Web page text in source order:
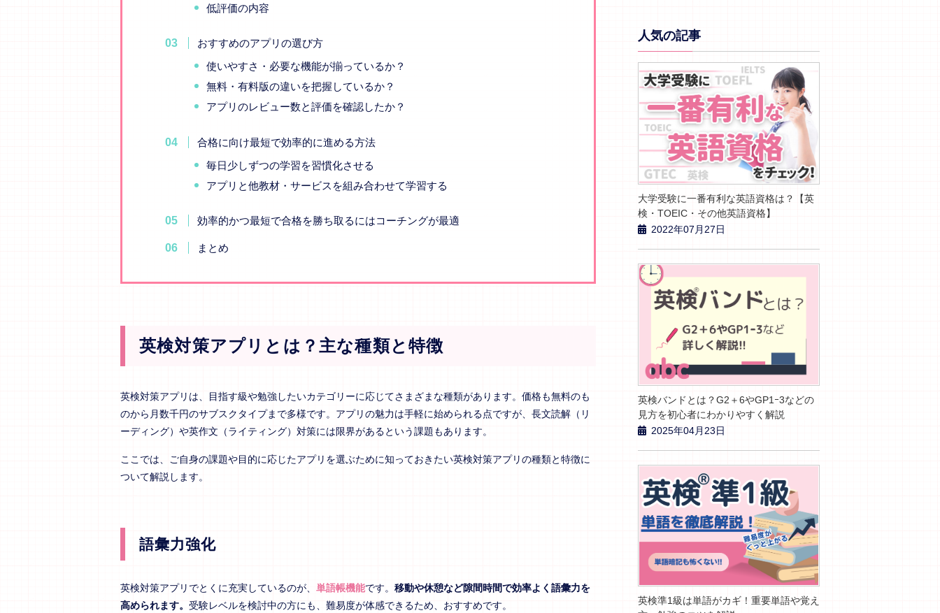
低評価の内容
おすすめのアプリの選び方
使いやすさ・必要な機能が揃っているか？
無料・有料版の違いを把握しているか？
アプリのレビュー数と評価を確認したか？
合格に向け最短で効率的に進める方法
毎日少しずつの学習を習慣化させる
アプリと他教材・サービスを組み合わせて学習する
効率的かつ最短で合格を勝ち取るにはコーチングが最適
まとめ
英検対策アプリとは？主な種類と特徴
英検対策アプリは、目指す級や勉強したいカテゴリーに応じてさまざまな種類があります。価格も無料のも
のから月数千円のサブスクタイプまで多様です。アプリの魅力は手軽に始められる点ですが、長文読解（リ
ーディング）や英作文（ライティング）対策には限界があるという課題もあります。
ここでは、ご自身の課題や目的に応じたアプリを選ぶために知っておきたい英検対策アプリの種類と特徴に
ついて解説します。
語彙力強化
英検対策アプリでとくに充実しているのが、 単語帳機能です。 移動や休憩など隙間時間で効率よく語彙力を
高められます。 受験レベルを検討中の方にも、難易度が体感できるため、おすすめです。
人気の記事
大学受験に一番有利な英語資格は？【英
検・TOEIC・その他英語資格】
2022年07月27日
英検バンドとは？G2＋6やGP1ｰ3などの
見方を初心者にわかりやすく解説
2025年04月23日
英検準1級は単語がカギ！重要単語や覚え